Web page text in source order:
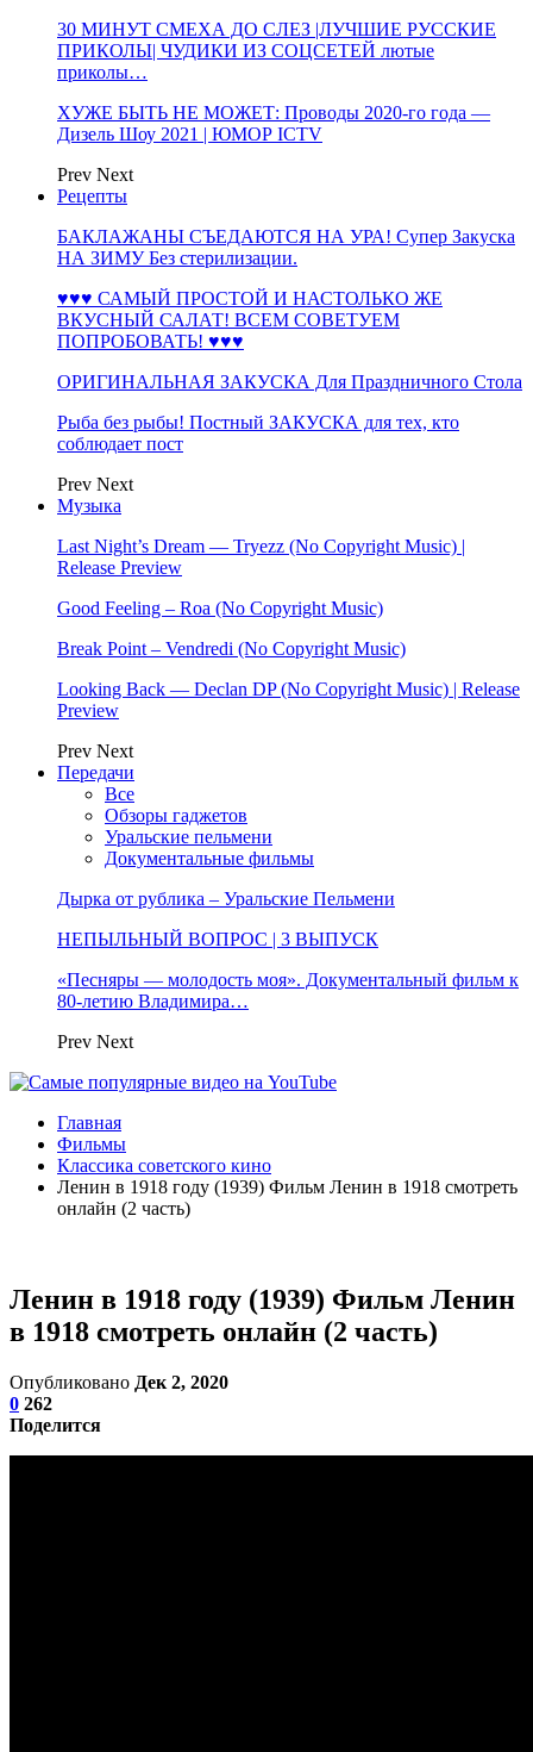
30 МИНУТ СМЕХА ДО СЛЕЗ |ЛУЧШИЕ РУССКИЕ
ПРИКОЛЫ| ЧУДИКИ ИЗ СОЦСЕТЕЙ лютые
приколы…
ХУЖЕ БЫТЬ НЕ МОЖЕТ: Проводы 2020-го года —
Дизель Шоу 2021 | ЮМОР ICTV
Prev Next
Рецепты
БАКЛАЖАНЫ СЪЕДАЮТСЯ НА УРА! Супер Закуска
НА ЗИМУ Без стерилизации.
♥♥♥ САМЫЙ ПРОСТОЙ И НАСТОЛЬКО ЖЕ
ВКУСНЫЙ САЛАТ! ВСЕМ СОВЕТУЕМ
ПОПРОБОВАТЬ! ♥♥♥
ОРИГИНАЛЬНАЯ ЗАКУСКА Для Праздничного Стола
Рыба без рыбы! Постный ЗАКУСКА для тех, кто
соблюдает пост
Prev Next
Музыка
Last Night’s Dream — Tryezz (No Copyright Music) |
Release Preview
Good Feeling – Roa (No Copyright Music)
Break Point – Vendredi (No Copyright Music)
Looking Back — Declan DP (No Copyright Music) | Release
Preview
Prev Next
Передачи
Все
Обзоры гаджетов
Уральские пельмени
Документальные фильмы
Дырка от рублика – Уральские Пельмени
НЕПЫЛЬНЫЙ ВОПРОС | 3 ВЫПУСК
«Песняры — молодость моя». Документальный фильм к
80-летию Владимира…
Prev Next
Главная
Фильмы
Классика советского кино
Ленин в 1918 году (1939) Фильм Ленин в 1918 смотреть
онлайн (2 часть)
Ленин в 1918 году (1939) Фильм Ленин
в 1918 смотреть онлайн (2 часть)
Опубликовано Дек 2, 2020
0 262
Поделится